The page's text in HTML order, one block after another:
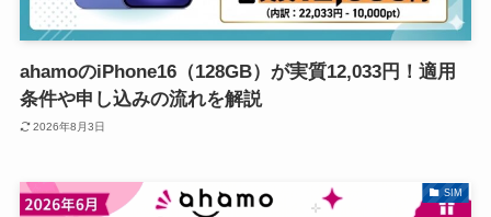
ahamoのiPhone16（128GB）が実質12,033円！適用
条件や申し込みの流れを解説
2026年8月3日
SIM